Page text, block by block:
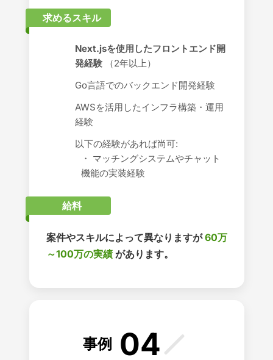
求めるスキル
Next.jsを使用したフロントエンド開
発経験
（2年以上）
Go言語でのバックエンド開発経験
AWSを活用したインフラ構築・運用
経験
以下の経験があれば尚可:
・ マッチングシステムやチャット
機能の実装経験
給料
案件やスキルによって異なりますが60万
～100万の実績 があります。
事例 04